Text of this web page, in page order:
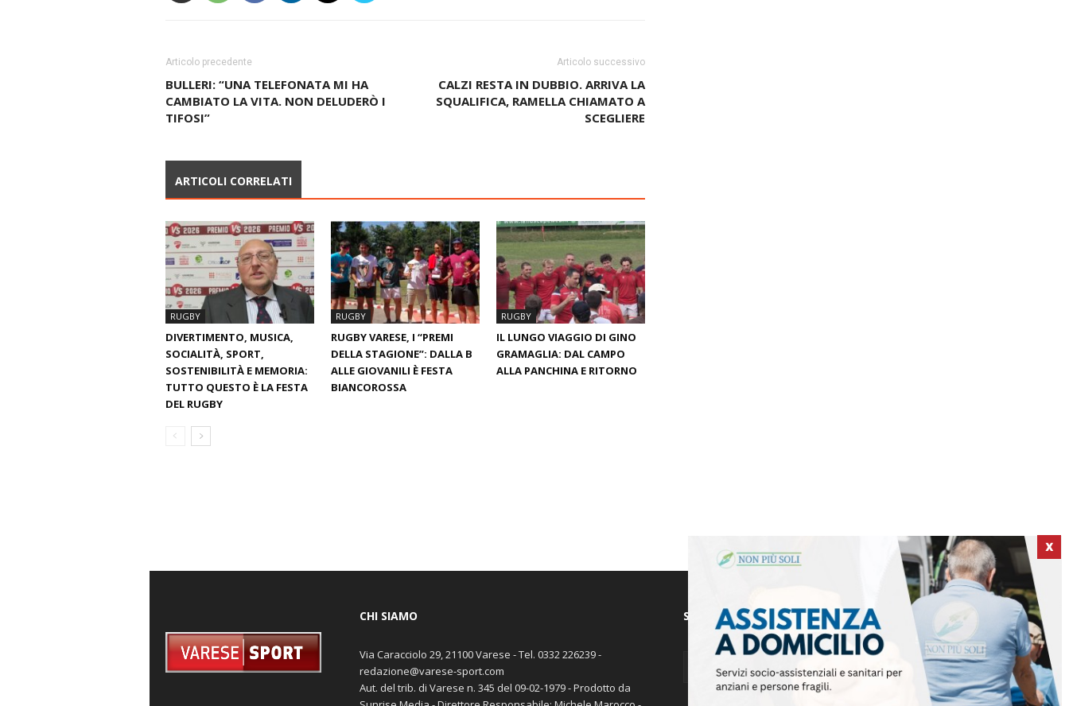
Articolo precedente
BULLERI: “UNA TELEFONATA MI HA
CAMBIATO LA VITA. NON DELUDERÒ I
TIFOSI”
Articolo successivo
CALZI RESTA IN DUBBIO. ARRIVA LA
SQUALIFICA, RAMELLA CHIAMATO A
SCEGLIERE
ARTICOLI CORRELATI
RUGBY
DIVERTIMENTO, MUSICA,
SOCIALITÀ, SPORT,
SOSTENIBILITÀ E MEMORIA:
TUTTO QUESTO È LA FESTA
DEL RUGBY
RUGBY
RUGBY VARESE, I “PREMI
DELLA STAGIONE”: DALLA B
ALLE GIOVANILI È FESTA
BIANCOROSSA
RUGBY
IL LUNGO VIAGGIO DI GINO
GRAMAGLIA: DAL CAMPO
ALLA PANCHINA E RITORNO
X
CHI SIAMO
Via Caracciolo 29, 21100 Varese - Tel. 0332 226239 -
redazione@varese-sport.com
Aut. del trib. di Varese n. 345 del 09-02-1979 - Prodotto da
SEGUICI